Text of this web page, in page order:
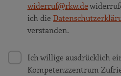
widerruf@rkw.de
ich die
verstanden.
Ich willige ausdrücklich
Kompetenzzentrum